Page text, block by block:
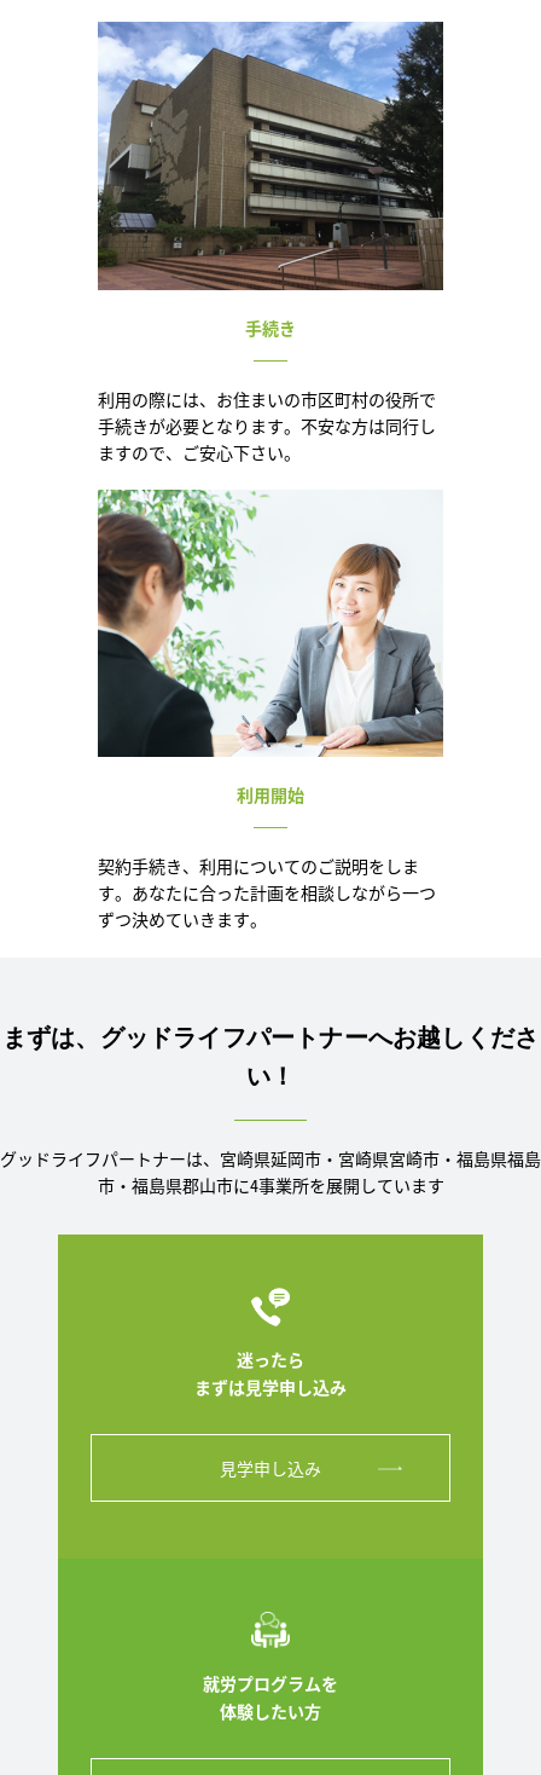
手続き
利用の際には、お住まいの市区町村の役所で
手続きが必要となります。不安な方は同行し
ますので、ご安心下さい。
利用開始
契約手続き、利用についてのご説明をしま
す。あなたに合った計画を相談しながら一つ
ずつ決めていきます。
まずは、グッドライフパートナーへお越しくださ
い！
グッドライフパートナーは、宮崎県延岡市・宮崎県宮崎市・福島県福島
市・福島県郡山市に4事業所を展開しています
迷ったら
まずは見学申し込み
見学申し込み
就労プログラムを
体験したい方